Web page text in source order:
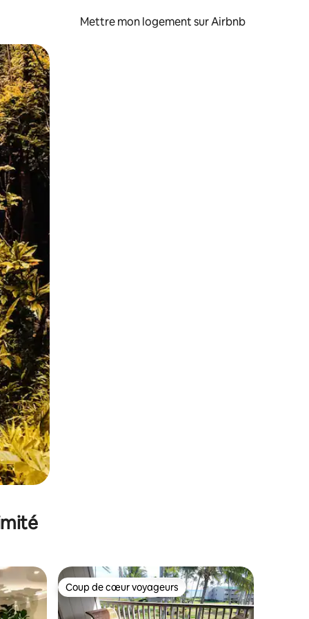
Mettre mon logement sur Airbnb
glisser.
Coup de cœur voyageurs
Coup de cœur voyageurs